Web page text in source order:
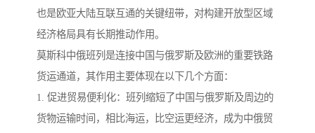
也是欧亚大陆互联互通的关键纽带，对构建开放型区域
经济格局具有长期推动作用。
莫斯科中俄班列是连接中国与俄罗斯及欧洲的重要铁路
货运通道，其作用主要体现在以下几个方面：
1. 促进贸易便利化：班列缩短了中国与俄罗斯及周边的
货物运输时间，相比海运，比空运更经济，成为中俄贸